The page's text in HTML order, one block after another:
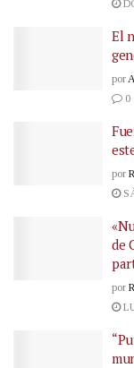
El
por
0
por
de
por